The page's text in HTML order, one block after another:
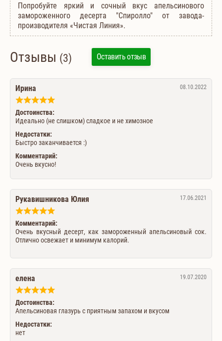
Попробуйте яркий и сочный вкус апельсинового
замороженного десерта "Спиролло" от завода-
производителя «Чистая Линия».
Отзывы (3) Оставить отзыв
08.10.2022
Ирина
Достоинства:
Идеально (не слишком) сладкое и не химозное
Недостатки:
Быстро заканчивается :)
Комментарий:
Очень вкусно!
17.06.2021
Рукавишникова Юлия
Комментарий:
Очень вкусный десерт, как замороженный апельсиновый сок.
Отлично освежает и минимум калорий.
19.07.2020
елена
Достоинства:
Апельсиновая глазурь с приятным запахом и вкусом
Недостатки:
нет